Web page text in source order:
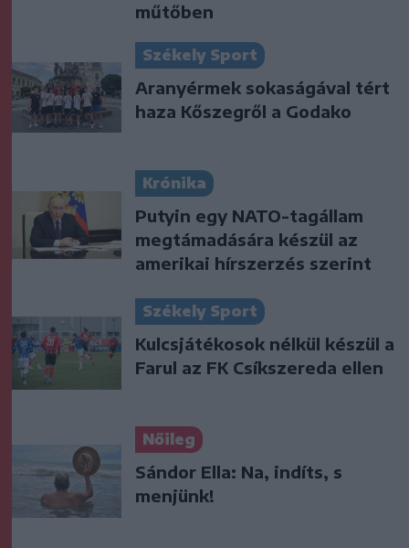
műtőben
Székely Sport
Aranyérmek sokaságával tért
haza Kőszegről a Godako
Krónika
Putyin egy NATO-tagállam
megtámadására készül az
amerikai hírszerzés szerint
Székely Sport
Kulcsjátékosok nélkül készül a
Farul az FK Csíkszereda ellen
Nőileg
Sándor Ella: Na, indíts, s
menjünk!